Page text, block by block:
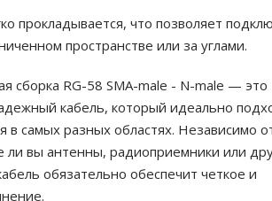
прокладывается, что позволяет
пространстве или за углами.
сборка RG-58 SMA-male - N-male — это
кабель, который идеально
в самых разных областях. Независимо
ли вы антенны, радиоприемники или
обязательно обеспечит четкое и